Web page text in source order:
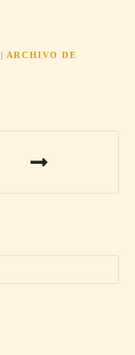
| ARCHIVO DE